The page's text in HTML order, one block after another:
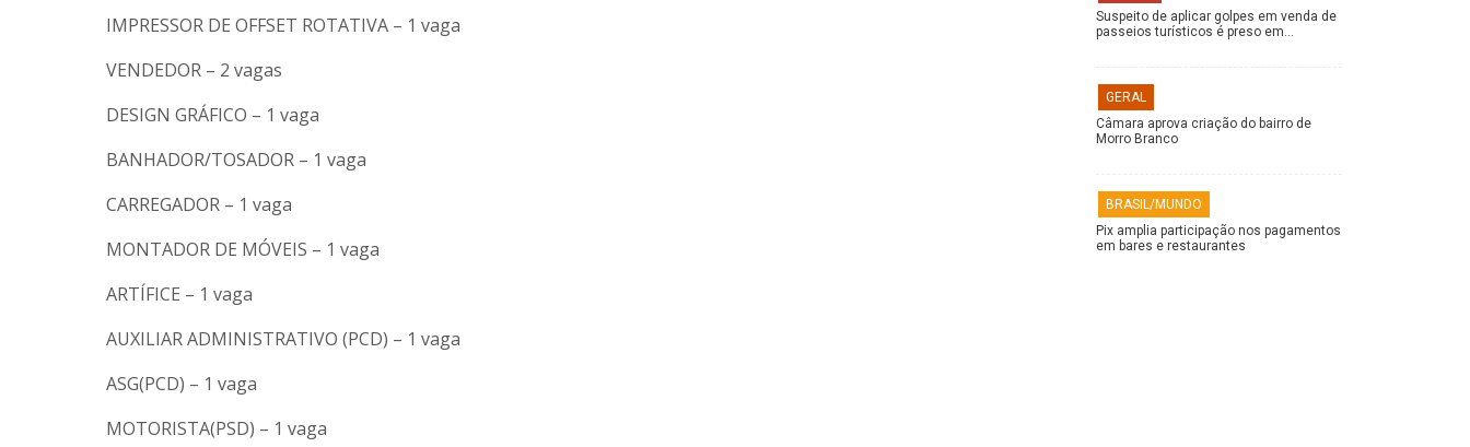
IMPRESSOR DE OFFSET ROTATIVA – 1 vaga
VENDEDOR – 2 vagas
DESIGN GRÁFICO – 1 vaga
BANHADOR/TOSADOR – 1 vaga
CARREGADOR – 1 vaga
MONTADOR DE MÓVEIS – 1 vaga
ARTÍFICE – 1 vaga
AUXILIAR ADMINISTRATIVO (PCD) – 1 vaga
ASG(PCD) – 1 vaga
MOTORISTA(PSD) – 1 vaga
Suspeito de aplicar golpes em venda de
passeios turísticos é preso em…
GERAL
Câmara aprova criação do bairro de
Morro Branco
BRASIL/MUNDO
Pix amplia participação nos pagamentos
em bares e restaurantes